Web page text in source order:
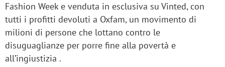
Fashion Week e venduta in esclusiva su Vinted, con
tutti i profitti devoluti a Oxfam, un movimento di
milioni di persone che lottano contro le
disuguaglianze per porre fine alla povertà e
all’ingiustizia .